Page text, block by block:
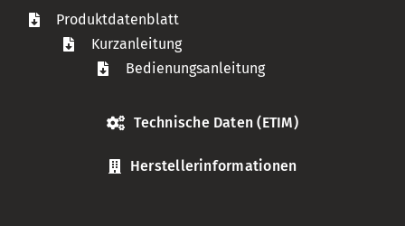
Produktdatenblatt
Kurzanleitung
Bedienungsanleitung
Technische Daten (ETIM)
Herstellerinformationen